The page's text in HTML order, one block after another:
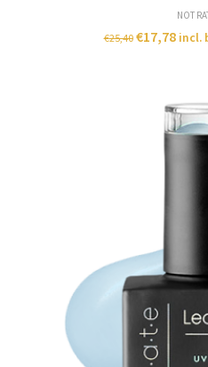
NOT
€25,40 €17,78 incl.